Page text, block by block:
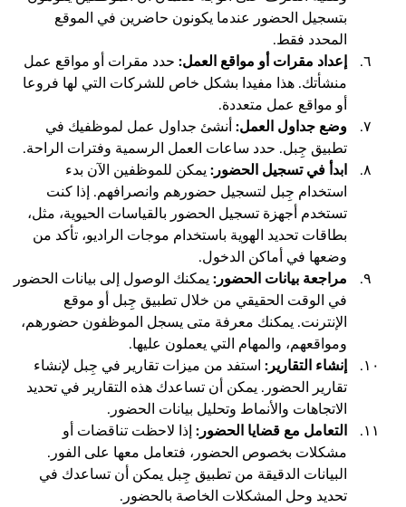
بتسجيل الحضور عندما يكونون حاضرين في الموقع
المحدد فقط.
إعداد مقرات أو مواقع العمل: حدد مقرات أو مواقع عمل
منشأتك. هذا مفيدا بشكل خاص للشركات التي لها فروعا
أو مواقع عمل متعددة.
وضع جداول العمل:أنشئ جداول عمل لموظفيك في
تطبيق جِبل. حدد ساعات العمل الرسمية وفترات الراحة.
ابدأ في تسجيل الحضور:يمكن للموظفين الآن بدء
استخدام جِبل لتسجيل حضورهم وانصرافهم. إذا كنت
تستخدم أجهزة تسجيل الحضور بالقياسات الحيوية، مثل،
بطاقات تحديد الهوية باستخدام موجات الراديو، تأكد من
وضعها في أماكن الدخول.
مراجعة بيانات الحضور:يمكنك الوصول إلى بيانات الحضور
في الوقت الحقيقي من خلال تطبيق جِبل أو موقع
الإنترنت. يمكنك معرفة متى يسجل الموظفون حضورهم،
ومواقعهم، والمهام التي يعملون عليها.
إنشاء التقارير: استفد من ميزات تقارير في جِبل لإنشاء
تقارير الحضور. يمكن أن تساعدك هذه التقارير في تحديد
الاتجاهات والأنماط وتحليل بيانات الحضور.
التعامل مع قضايا الحضور:إذا لاحظت تناقضات أو
مشكلات بخصوص الحضور، فتعامل معها على الفور.
البيانات الدقيقة من تطبيق جِبل يمكن أن تساعدك في
تحديد وحل المشكلات الخاصة بالحضور.